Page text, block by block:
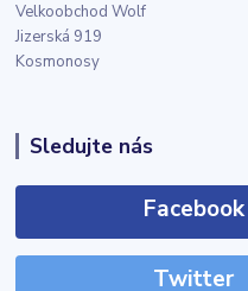
Velkoobchod Wolf
Jizerská 919
Kosmonosy
Sledujte nás
Facebook
Twitter